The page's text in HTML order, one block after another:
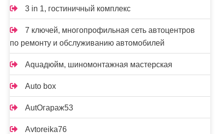
3 in 1, гостиничный комплекс
7 ключей, многопрофильная сеть автоцентров
по ремонту и обслуживанию автомобилей
Aquaдюйм, шиномонтажная мастерская
Auto box
AutOгараж53
Avtoreika76